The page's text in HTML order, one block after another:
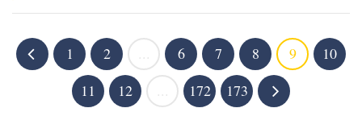
1 2 6 7 8 9
10
11
12 172 173